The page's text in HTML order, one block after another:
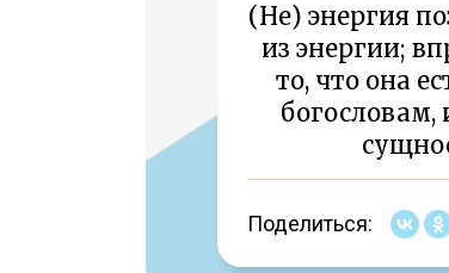
(Не) энергия
из энергии;
то, что она
богословам,
Поделиться: